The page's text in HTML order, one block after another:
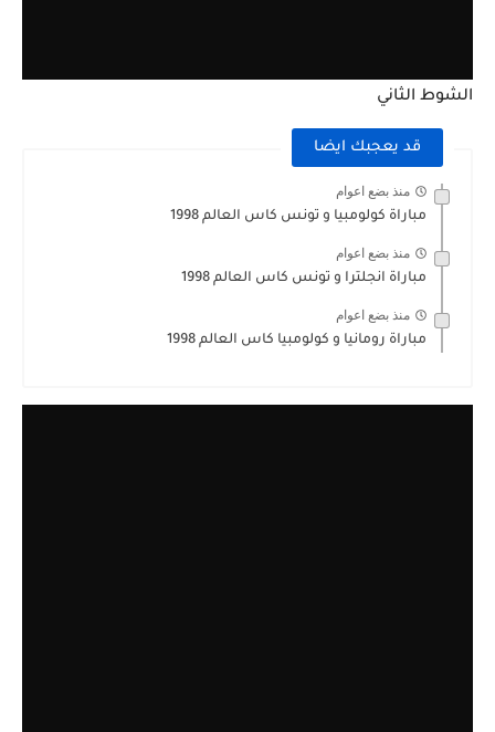
الشوط الثاني
قد يعجبك ايضا
منذ بضع اعوام
مباراة كولومبيا و تونس كاس العالم 1998
منذ بضع اعوام
مباراة انجلترا و تونس كاس العالم 1998
منذ بضع اعوام
مباراة رومانيا و كولومبيا كاس العالم 1998